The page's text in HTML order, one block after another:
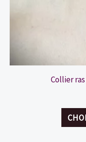
Collier